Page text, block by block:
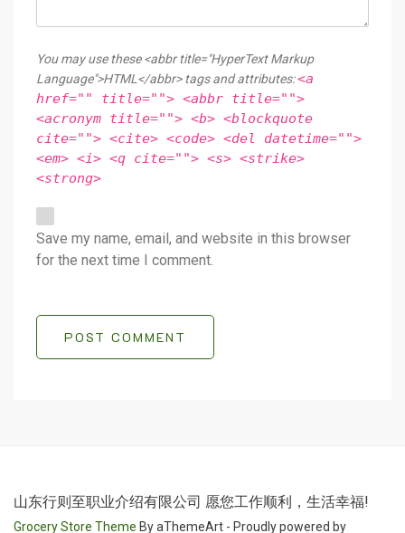
You may use these <abbr title="HyperText Markup
Language">HTML</abbr> tags and attributes:<a
href="" title=""> <abbr title="">
<acronym title=""> <b> <blockquote
cite=""> <cite> <code> <del datetime="">
<em> <i> <q cite=""> <s> <strike>
<strong>
Save my name, email, and website in this browser
for the next time I comment.
POST COMMENT
山东行则至职业介绍有限公司 愿您工作顺利，生活幸福!
Grocery Store Theme By aThemeArt - Proudly powered by